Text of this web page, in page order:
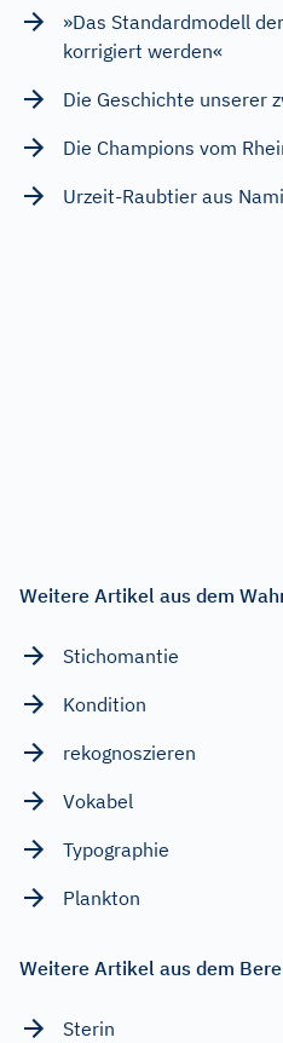
»Das Standardmodell
korrigiert werden«
Die Geschichte unserer
Die Champions vom
Urzeit-Raubtier aus
Weitere Artikel aus dem
Stichomantie
Kondition
rekognoszieren
Vokabel
Typographie
Plankton
Weitere Artikel aus dem
Sterin